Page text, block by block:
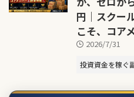
円｜スクー
こそ、コア
2026/7/31
投資資金を稼ぐ